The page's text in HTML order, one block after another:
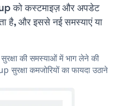
को कस्टमाइज़ और अपडेट
है, और इससे नई समस्याएं या
की समस्याओं में भाग लेने की
कमजोरियों का फायदा उठाने